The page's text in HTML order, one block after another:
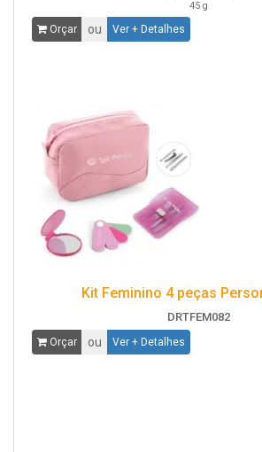
45 g
Orçar ou Ver + Detalhes
Kit Feminino 4 peças
DRTFEM082
Orçar ou Ver + Detalhes